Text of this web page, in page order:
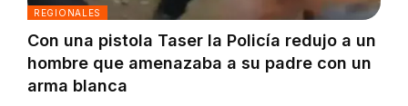
REGIONALES
Con una pistola Taser la Policía redujo a un
hombre que amenazaba a su padre con un
arma blanca